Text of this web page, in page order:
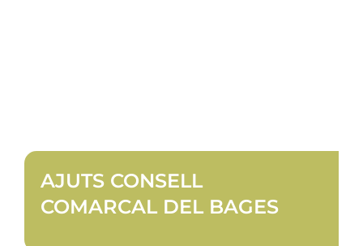
AJUTS CONSELL
COMARCAL DEL BAGES